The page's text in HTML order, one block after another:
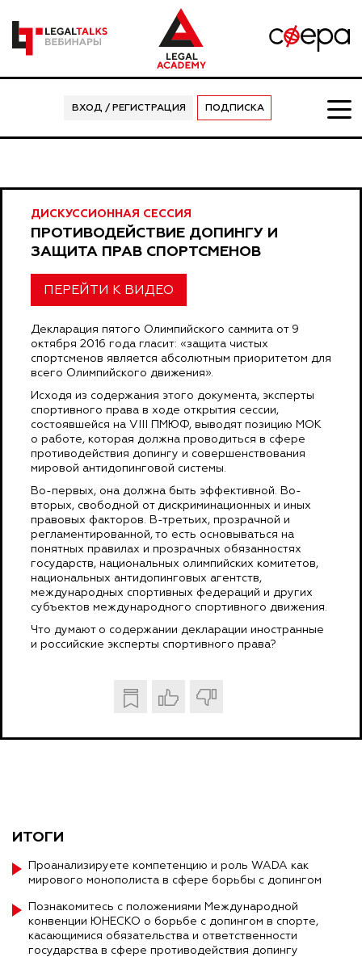
ВХОД / РЕГИСТРАЦИЯ ПОДПИСКА
ДИСКУССИОННАЯ СЕССИЯ
ПРОТИВОДЕЙСТВИЕ ДОПИНГУ И
ЗАЩИТА ПРАВ СПОРТСМЕНОВ
ПЕРЕЙТИ К ВИДЕО
Декларация пятого Олимпийского саммита от 9
октября 2016 года гласит: «защита чистых
спортсменов является абсолютным приоритетом для
всего Олимпийского движения».
Исходя из содержания этого документа, эксперты
спортивного права в ходе открытия сессии,
состоявшейся на VIII ПМЮФ, выводят позицию МОК
о работе, которая должна проводиться в сфере
противодействия допингу и совершенствования
мировой антидопинговой системы.
Во-первых, она должна быть эффективной. Во-
вторых, свободной от дискриминационных и иных
правовых факторов. В-третьих, прозрачной и
регламентированной, то есть основываться на
понятных правилах и прозрачных обязанностях
государств, национальных олимпийских комитетов,
национальных антидопинговых агентств,
международных спортивных федераций и других
субъектов международного спортивного движения.
Что думают о содержании декларации иностранные
и российские эксперты спортивного права?
ИТОГИ
Проанализируете компетенцию и роль WADA как
мирового монополиста в сфере борьбы с допингом
Познакомитесь с положениями Международной
конвенции ЮНЕСКО о борьбе с допингом в спорте,
касающимися обязательства и ответственности
государства в сфере противодействия допингу